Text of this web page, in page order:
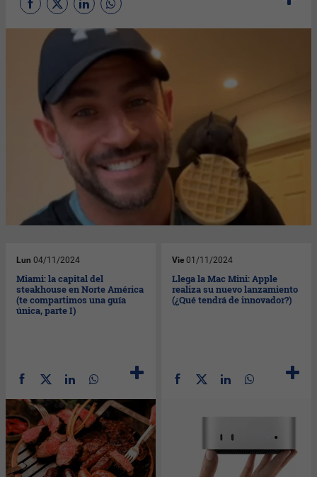
Lun 04/11/2024
Miami: la capital del
steakhouse en Norte América
(te compartimos una guía
única, parte I)
Vie 01/11/2024
Llega la Mac Mini: Apple
realiza su nuevo lanzamiento
(¿Qué tendrá de innovador?)